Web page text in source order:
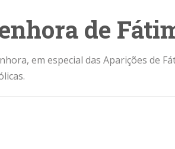
de
em especial das Aparições de